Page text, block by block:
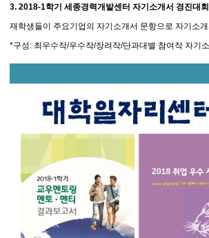
3. 2018-1학기 세종경력개발센터 자기소개서 경진대
재학생들이 주요기업의 자기소개서 문항으로 자기소
*구성: 최우수작/우수작/장려작/단과대별 참여작 자기